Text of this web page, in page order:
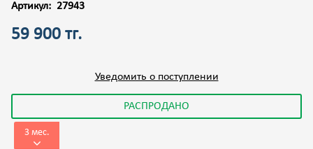
Артикул: 27943
59 900 тг.
Уведомить о поступлении
РАСПРОДАНО
3 мес.